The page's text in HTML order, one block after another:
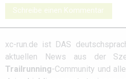
Schreibe einen Kommentar
xc-run.de ist DAS
aktuellen News aus der
Trailrunning-Community und